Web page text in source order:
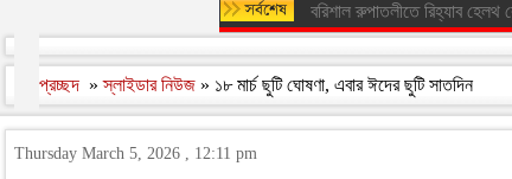
ফরিদপুরের ভাঙ্গায় নিয়ন্ত্রণ
প্রচ্ছদ »স্লাইডার নিউজ » ১৮ মার্চ ছুটি ঘোষণা, এবার ঈদের ছুটি সাতদিন
Thursday March 5, 2026 , 12:11 pm